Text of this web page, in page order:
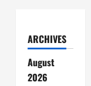
ARCHIVES
August
2026